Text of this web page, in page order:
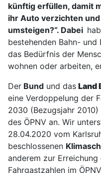
künftig erfüllen, damit
ihr Auto verzichten
umsteigen?“. Dabei
bestehenden Bahn-
das Bedürfnis der
wohnen oder arbeiten,
Der Bund und das Land
eine Verdoppelung der
2030 (Bezugsjahr
des ÖPNV an. Wir
28.04.2020 vom
beschlossenen
anderem zur
Fahrgastzahlen im